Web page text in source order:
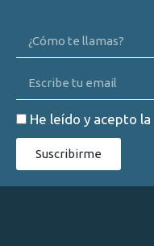
He leído y acepto la
Suscribirme